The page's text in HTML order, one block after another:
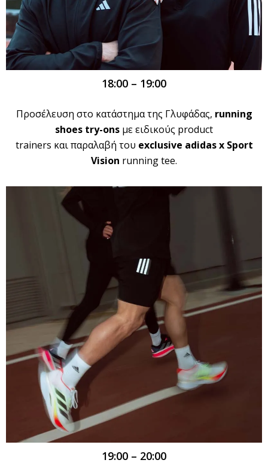
18:00 – 19:00
Προσέλευση στο κατάστημα της Γλυφάδας, running
shoes try-ons με ειδικούς product
trainers και παραλαβή του exclusive adidas x Sport
Vision running tee.
19:00 – 20:00